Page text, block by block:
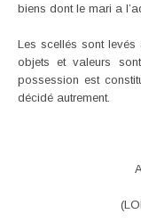
biens dont le mari a
Les scellés sont
objets et valeurs
possession est
décidé autrement.